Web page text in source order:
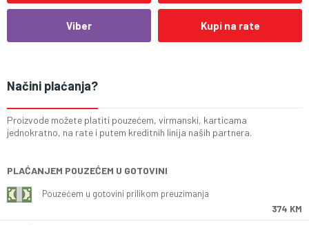
Viber Kupi na rate
Načini plaćanja?
Proizvode možete platiti pouzećem, virmanski, karticama
jednokratno, na rate i putem kreditnih linija naših partnera.
PLAĆANJEM POUZEĆEM U GOTOVINI
Pouzećem u gotovini prilikom preuzimanja
374 KM